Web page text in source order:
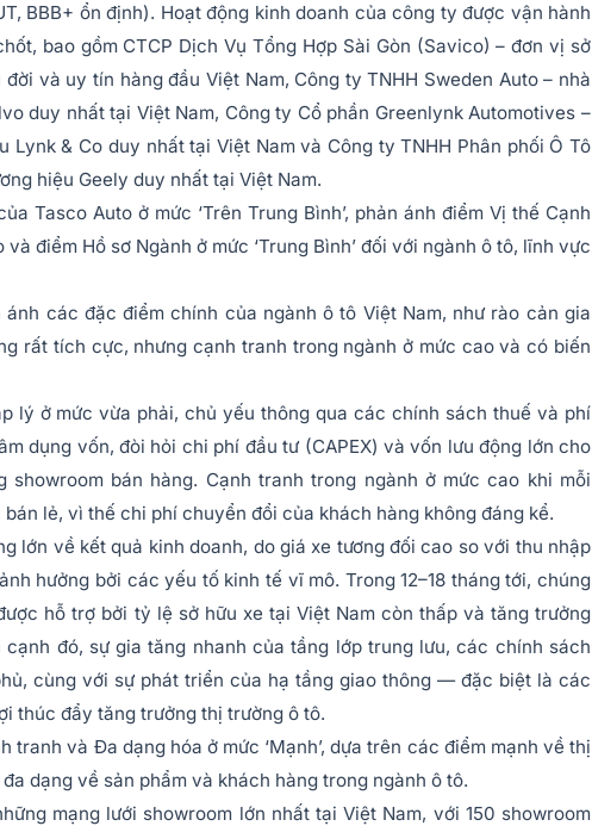
BBB+ ổn định). Hoạt động kinh doanh của công ty được vận hành
bao gồm CTCP Dịch Vụ Tổng Hợp Sài Gòn (Savico) – đơn vị sở
và uy tín hàng đầu Việt Nam, Công ty TNHH Sweden Auto – nhà
duy nhất tại Việt Nam, Công ty Cổ phần Greenlynk Automotives –
Lynk & Co duy nhất tại Việt Nam và Công ty TNHH Phân phối Ô Tô
hiệu Geely duy nhất tại Việt Nam.
Tasco Auto ở mức ‘Trên Trung Bình’, phản ánh điểm Vị thế Cạnh
điểm Hồ sơ Ngành ở mức ‘Trung Bình’ đối với ngành ô tô, lĩnh vực
ánh các đặc điểm chính của ngành ô tô Việt Nam, như rào cản gia
rất tích cực, nhưng cạnh tranh trong ngành ở mức cao và có biến
lý ở mức vừa phải, chủ yếu thông qua các chính sách thuế và phí
dụng vốn, đòi hỏi chi phí đầu tư (CAPEX) và vốn lưu động lớn cho
bán hàng. Cạnh tranh trong ngành ở mức cao khi mỗi
lẻ, vì thế chi phí chuyển đổi của khách hàng không đáng kể.
lớn về kết quả kinh doanh, do giá xe tương đối cao so với thu nhập
hưởng bởi các yếu tố kinh tế vĩ mô. Trong 12–18 tháng tới, chúng
hỗ trợ bởi tỷ lệ sở hữu xe tại Việt Nam còn thấp và tăng trưởng
đó, sự gia tăng nhanh của tầng lớp trung lưu, các chính sách
cùng với sự phát triển của hạ tầng giao thông — đặc biệt là các
thúc đẩy tăng trưởng thị trường ô tô.
tranh và Đa dạng hóa ở mức ‘Mạnh’, dựa trên các điểm mạnh về thị
dạng về sản phẩm và khách hàng trong ngành ô tô.
mạng lưới showroom lớn nhất tại Việt Nam, với 150 showroom